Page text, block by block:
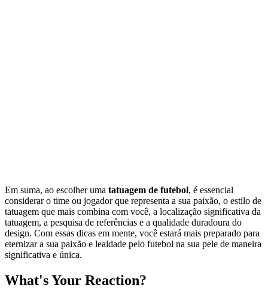
Em suma, ao escolher uma tatuagem de futebol, é essencial
considerar o time ou jogador que representa a sua paixão, o estilo de
tatuagem que mais combina com você, a localização significativa da
tatuagem, a pesquisa de referências e a qualidade duradoura do
design. Com essas dicas em mente, você estará mais preparado para
eternizar a sua paixão e lealdade pelo futebol na sua pele de maneira
significativa e única.
What's Your Reaction?